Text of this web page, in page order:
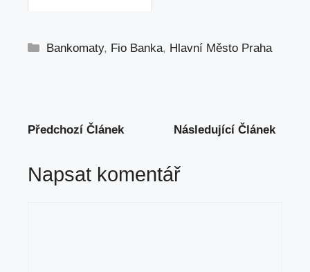
Rubriky
Bankomaty, Fio Banka, Hlavní Město Praha
Předchozí Článek Následující Článek
Napsat komentář